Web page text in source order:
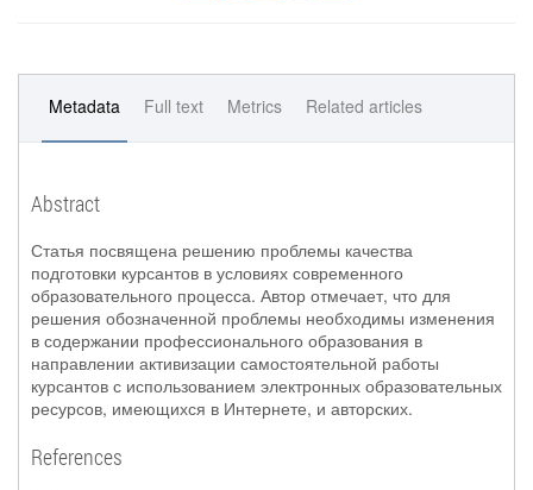
Metadata Full text Metrics Related articles
Abstract
Статья посвящена решению проблемы качества
подготовки курсантов в условиях современного
образовательного процесса. Автор отмечает, что для
решения обозначенной проблемы необходимы изменения
в содержании профессионального образования в
направлении активизации самостоятельной работы
курсантов с использованием электронных образовательных
ресурсов, имеющихся в Интернете, и авторских.
References